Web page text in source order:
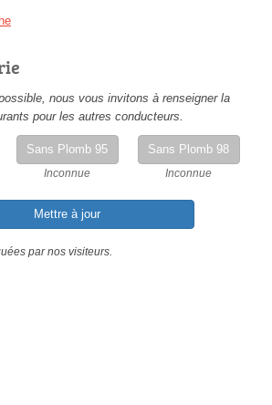
nous vous invitons à renseigner la
pour les autres conducteurs.
Sans Plomb 95
Inconnue
Sans Plomb 98
Inconnue
Mettre à jour
par nos visiteurs.